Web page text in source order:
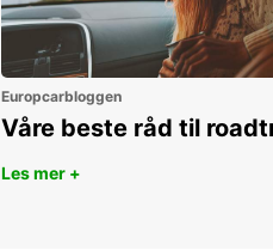
Europcarbloggen
Våre beste råd til
Les mer +